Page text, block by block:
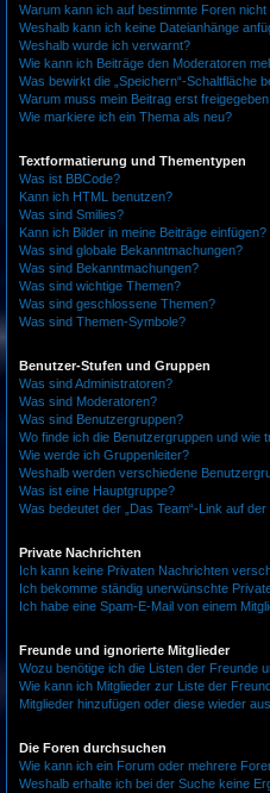
Warum kann ich auf bestimmte Foren nicht
Weshalb kann ich keine Dateianhänge
Weshalb wurde ich verwarnt?
Wie kann ich Beiträge den Moderatoren
Was bewirkt die „Speichern“-Schaltfläche
Warum muss mein Beitrag erst
Wie markiere ich ein Thema als neu?
Textformatierung und Thementypen
Was ist BBCode?
Kann ich HTML benutzen?
Was sind Smilies?
Kann ich Bilder in meine Beiträge einfügen?
Was sind globale Bekanntmachungen?
Was sind Bekanntmachungen?
Was sind wichtige Themen?
Was sind geschlossene Themen?
Was sind Themen-Symbole?
Benutzer-Stufen und Gruppen
Was sind Administratoren?
Was sind Moderatoren?
Was sind Benutzergruppen?
Wo finde ich die Benutzergruppen und wie
Wie werde ich Gruppenleiter?
Weshalb werden verschiedene
Was ist eine Hauptgruppe?
Was bedeutet der „Das Team“-Link auf
Private Nachrichten
Ich kann keine Privaten Nachrichten
Ich bekomme ständig unerwünschte
Ich habe eine Spam-E-Mail von einem
Freunde und ignorierte Mitglieder
Wozu benötige ich die Listen der Freunde
Wie kann ich Mitglieder zur Liste der
Mitglieder hinzufügen oder diese wieder
Die Foren durchsuchen
Wie kann ich ein Forum oder mehrere
Weshalb erhalte ich bei der Suche keine